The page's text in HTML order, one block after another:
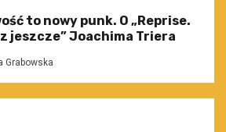
to nowy punk. O „Reprise.
jeszcze” Joachima Triera
Grabowska